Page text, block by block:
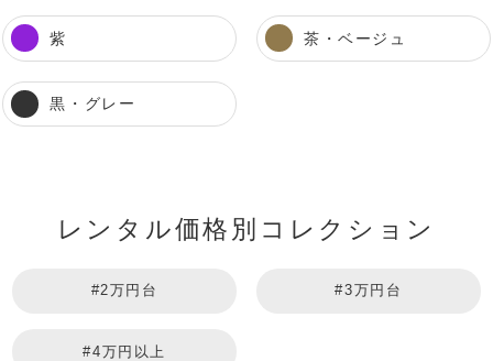
紫 茶・ベージュ
黒・グレー
レンタル価格別コレクション
#2万円台 #3万円台
#4万円以上